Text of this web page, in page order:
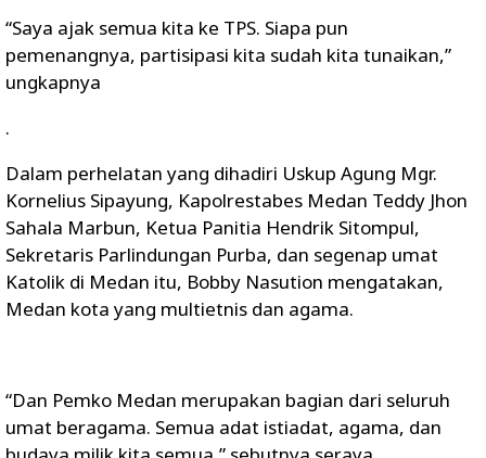
“Saya ajak semua kita ke TPS. Siapa pun
pemenangnya, partisipasi kita sudah kita tunaikan,”
ungkapnya
.
Dalam perhelatan yang dihadiri Uskup Agung Mgr.
Kornelius Sipayung, Kapolrestabes Medan Teddy Jhon
Sahala Marbun, Ketua Panitia Hendrik Sitompul,
Sekretaris Parlindungan Purba, dan segenap umat
Katolik di Medan itu, Bobby Nasution mengatakan,
Medan kota yang multietnis dan agama.
“Dan Pemko Medan merupakan bagian dari seluruh
umat beragama. Semua adat istiadat, agama, dan